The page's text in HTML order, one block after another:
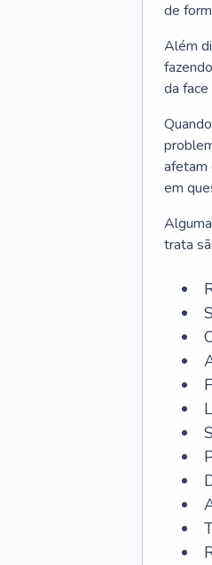
de
Além
da
afetam
em
trata